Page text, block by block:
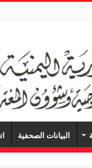
البيانات الصحفية